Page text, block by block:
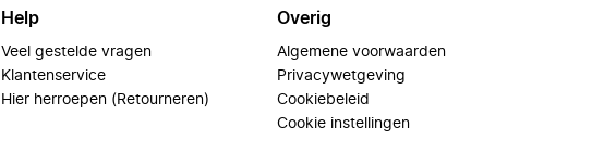
Help
Veel gestelde vragen
Klantenservice
Hier herroepen (Retourneren)
Overig
Algemene voorwaarden
Privacywetgeving
Cookiebeleid
Cookie instellingen